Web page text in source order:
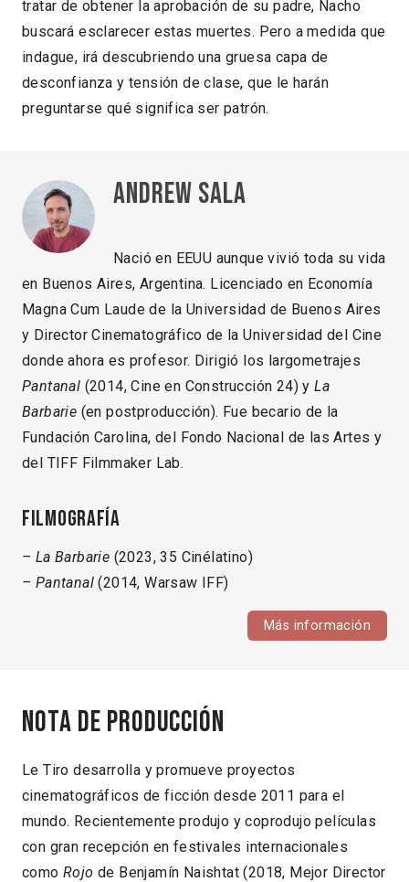
tratar de obtener la aprobación de su padre, Nacho
buscará esclarecer estas muertes. Pero a medida que
indague, irá descubriendo una gruesa capa de
desconfianza y tensión de clase, que le harán
preguntarse qué significa ser patrón.
Andrew Sala
Nació en EEUU aunque vivió toda su vida
en Buenos Aires, Argentina. Licenciado en Economía
Magna Cum Laude de la Universidad de Buenos Aires
y Director Cinematográfico de la Universidad del Cine
donde ahora es profesor. Dirigió los largometrajes
Pantanal (2014, Cine en Construcción 24) yLa
Barbarie (en postproducción). Fue becario de la
Fundación Carolina, del Fondo Nacional de las Artes y
del TIFF Filmmaker Lab.
Filmografía
– La Barbarie (2023, 35 Cinélatino)
– Pantanal(2014, Warsaw IFF)
Más información
Nota de producción
Le Tiro desarrolla y promueve proyectos
cinematográficos de ficción desde 2011 para el
mundo. Recientemente produjo y coprodujo películas
con gran recepción en festivales internacionales
como Rojo de Benjamín Naishtat (2018, Mejor Director